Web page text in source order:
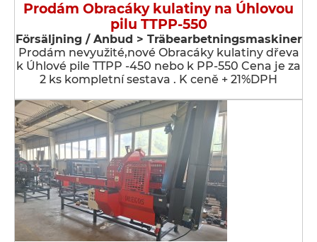
Prodám Obracáky kulatiny na Úhlovou
pilu TTPP-550
Försäljning / Anbud > Träbearbetningsmaskiner
Prodám nevyužité,nové Obracáky kulatiny dřeva
k Úhlové pile TTPP -450 nebo k PP-550 Cena je za
2 ks kompletní sestava . K ceně + 21%DPH